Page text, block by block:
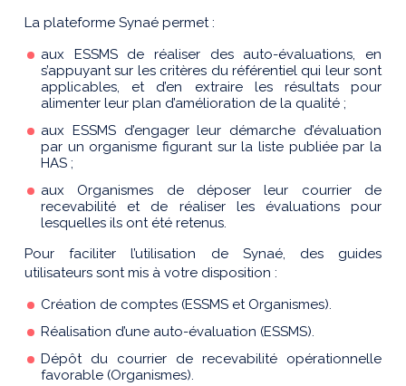
La plateforme Synaé permet :
aux ESSMS de réaliser des auto-évaluations, en
s’appuyant sur les critères du référentiel qui leur sont
applicables, et d’en extraire les résultats pour
alimenter leur plan d’amélioration de la qualité ;
aux ESSMS d’engager leur démarche d’évaluation
par un organisme figurant sur la liste publiée par la
HAS ;
aux Organismes de déposer leur courrier de
recevabilité et de réaliser les évaluations pour
lesquelles ils ont été retenus.
Pour faciliter l’utilisation de Synaé, des guides
utilisateurs sont mis à votre disposition :
Création de comptes (ESSMS et Organismes).
Réalisation d’une auto-évaluation (ESSMS).
Dépôt du courrier de recevabilité opérationnelle
favorable (Organismes).